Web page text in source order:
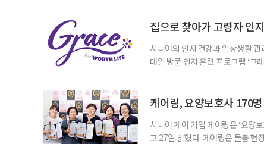
계하다’를 주제로 기조강연을 한
집으로 찾아가 고령자 인
시니어의 인지 건강과 일상생활
대일 방문 인지 훈련 프로그램 ‘그
사용하는 자체 개발 워크북이 활용
케어링, 요양보호사 170
시니어 케어 기업 케어링은 ‘요양
고 27일 밝혔다. 케어링은 돌봄 현